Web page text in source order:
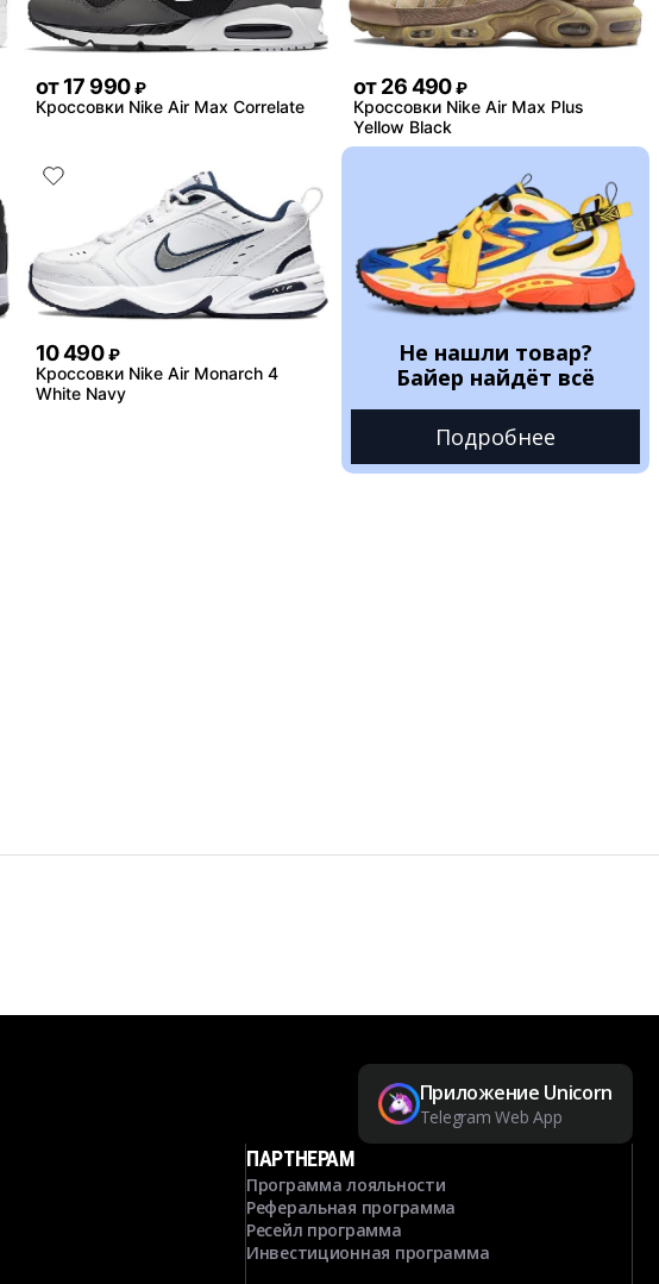
от 17 990 ₽
Кроссовки Nike Air Max Correlate
от 26 490 ₽
Кроссовки Nike Air Max Plus
Yellow Black
10 490 ₽
Кроссовки Nike Air Monarch 4
White Navy
Не нашли товар?
Байер найдёт всё
Подробнее
Приложение Unicorn
Telegram Web App
ПАРТНЕРАМ
Программа лояльности
Реферальная программа
Ресейл программа
Инвестиционная программа